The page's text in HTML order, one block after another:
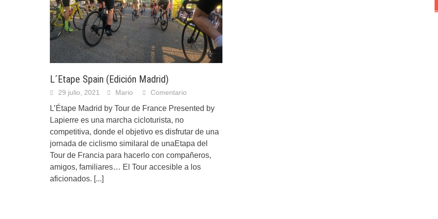
L´Etape Spain (Edición Madrid)
29 julio, 2021 Mario Comentario
L’Étape Madrid by Tour de France Presented by
Lapierre es una marcha cicloturista, no
competitiva, donde el objetivo es disfrutar de una
jornada de ciclismo similaral de unaEtapa del
Tour de Francia para hacerlo con compañeros,
amigos, familiares… El Tour accesible a los
aficionados. [...]